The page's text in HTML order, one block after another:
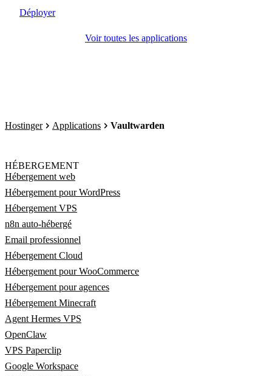
Déployer
Voir toutes les applications
Hostinger Applications Vaultwarden
HÉBERGEMENT
Hébergement web
Hébergement pour WordPress
Hébergement VPS
n8n auto-hébergé
Email professionnel
Hébergement Cloud
Hébergement pour WooCommerce
Hébergement pour agences
Hébergement Minecraft
Agent Hermes VPS
OpenClaw
VPS Paperclip
Google Workspace